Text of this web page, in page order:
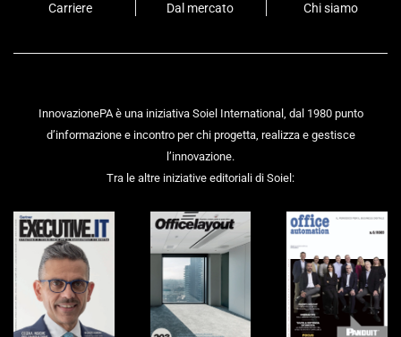
Carriere Dal mercato Chi siamo
InnovazionePA è una iniziativa Soiel International, dal 1980 punto
d’informazione e incontro per chi progetta, realizza e gestisce
l’innovazione.
Tra le altre iniziative editoriali di Soiel: